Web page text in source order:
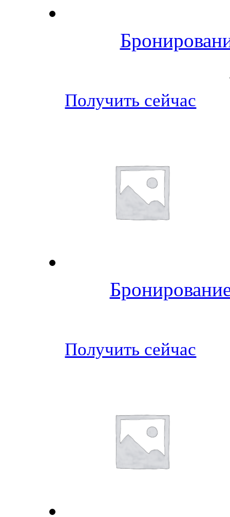
Получить сейчас
Получить сейчас